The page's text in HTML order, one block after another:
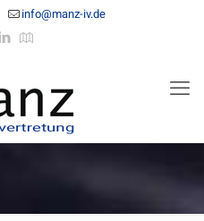
info@manz-iv.de